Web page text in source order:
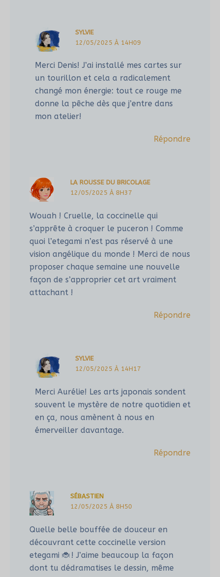
SYLVIE
12/05/2025 À 14H09
Merci Denis! J’ai installé mes cartes sur
un tourillon et cela a radicalement
changé mon énergie: tout ce rouge me
donne la pêche dès que j’entre dans
mon atelier!
Répondre
LA ROUSSE DU BRICOLAGE
12/05/2025 À 8H37
Wouah ! Cruelle, la coccinelle qui
s’apprête à croquer le puceron ! Comme
quoi l’etegami n’est pas réservé à une
vision angélique du monde ! Merci de nous
proposer chaque semaine une nouvelle
façon de s’approprier cet art vraiment
attachant !
Répondre
SYLVIE
12/05/2025 À 14H17
Merci Aurélie! Les arts japonais sondent
souvent le mystère de notre quotidien et
en ça, nous amènent à nous en
émerveiller davantage.
Répondre
SÉBASTIEN
12/05/2025 À 8H50
Quelle belle bouffée de douceur en
découvrant cette coccinelle version
etegami 🐞 ! J’aime beaucoup la façon
dont tu dédramatises le dessin, même